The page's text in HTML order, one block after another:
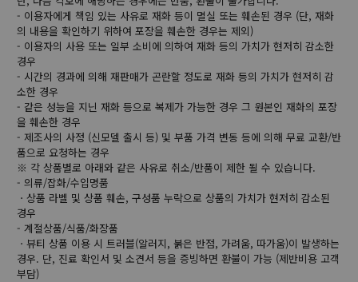
- 이용자에게 책임 있는 사유로 재화 등이 멸실 또는 훼손된 경우 (단, 재화
의 내용을 확인하기 위하여 포장을 훼손한 경우는 제외)
- 이용자의 사용 또는 일부 소비에 의하여 재화 등의 가치가 현저히 감소한
경우
- 시간의 경과에 의해 재판매가 곤란할 정도로 재화 등의 가치가 현저히 감
소한 경우
- 같은 성능을 지닌 재화 등으로 복제가 가능한 경우 그 원본인 재화의 포장
을 훼손한 경우
- 제조사의 사정 (신모델 출시 등) 및 부품 가격 변동 등에 의해 무료 교환/반
품으로 요청하는 경우
※ 각 상품별로 아래와 같은 사유로 취소/반품이 제한 될 수 있습니다.
- 의류/잡화/수입명품
ㆍ상품 라벨 및 상품 훼손, 구성품 누락으로 상품의 가치가 현저히 감소된
경우
- 계절상품/식품/화장품
ㆍ뷰티 상품 이용 시 트러블(알러지, 붉은 반점, 가려움, 따가움)이 발생하는
경우. 단, 진료 확인서 및 소견서 등을 증빙하면 환불이 가능 (제반비용 고객
부담)